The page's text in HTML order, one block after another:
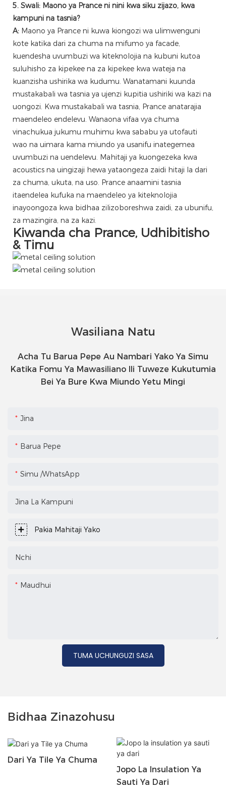
5. Swali: Maono ya Prance ni nini kwa siku zijazo, kwa
kampuni na tasnia?
A: Maono ya Prance ni kuwa kiongozi wa ulimwenguni
kote katika dari za chuma na mifumo ya facade,
kuendesha uvumbuzi wa kiteknolojia na kubuni kutoa
suluhisho za kipekee na za kipekee kwa wateja na
kuanzisha ushirika wa kudumu. Wanatamani kuunda
mustakabali wa tasnia ya ujenzi kupitia ushiriki wa kazi na
uongozi. Kwa mustakabali wa tasnia, Prance anatarajia
maendeleo endelevu. Wanaona vifaa vya chuma
vinachukua jukumu muhimu kwa sababu ya utofauti
wao na uimara kama miundo ya usanifu inategemea
uvumbuzi na uendelevu. Mahitaji ya kuongezeka kwa
acoustics na uingizaji hewa yataongeza zaidi hitaji la dari
za chuma, ukuta, na uso. Prance anaamini tasnia
itaendelea kufuka na maendeleo ya kiteknolojia
inayoongoza kwa bidhaa zilizoboreshwa zaidi, za ubunifu,
za mazingira, na za kazi.
Kiwanda cha Prance, Udhibitisho
& Timu
Wasiliana Natu
Acha Tu Barua Pepe Au Nambari Yako Ya Simu
Katika Fomu Ya Mawasiliano Ili Tuweze Kukutumia
Bei Ya Bure Kwa Miundo Yetu Mingi
Jina
Barua Pepe
Simu /WhatsApp
Jina La Kampuni
Pakia Mahitaji Yako
Nchi
Maudhui
TUMA UCHUNGUZI SASA
Bidhaa Zinazohusu
Dari Ya Tile Ya Chuma
Jopo La Insulation Ya
Sauti Ya Dari